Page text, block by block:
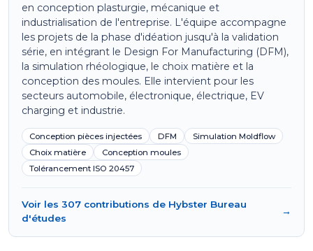
en conception plasturgie, mécanique et
industrialisation de l'entreprise. L'équipe accompagne
les projets de la phase d'idéation jusqu'à la validation
série, en intégrant le Design For Manufacturing (DFM),
la simulation rhéologique, le choix matière et la
conception des moules. Elle intervient pour les
secteurs automobile, électronique, électrique, EV
charging et industrie.
Conception pièces injectées DFM
Simulation Moldflow
Choix matière
Conception moules
Tolérancement ISO 20457
Voir les 307 contributions de Hybster Bureau
d'études
→